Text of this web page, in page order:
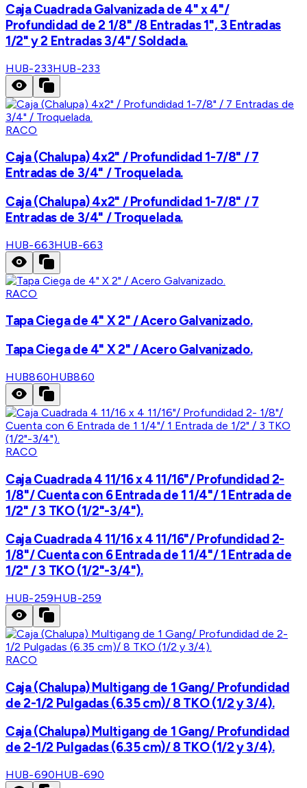
Caja Cuadrada Galvanizada de 4" x 4"/
Profundidad de 2 1/8" /8 Entradas 1", 3 Entradas
1/2" y 2 Entradas 3/4"/ Soldada.
HUB-233HUB-233
RACO
Caja (Chalupa) 4x2" / Profundidad 1-7/8" / 7
Entradas de 3/4" / Troquelada.
Caja (Chalupa) 4x2" / Profundidad 1-7/8" / 7
Entradas de 3/4" / Troquelada.
HUB-663HUB-663
RACO
Tapa Ciega de 4" X 2" / Acero Galvanizado.
Tapa Ciega de 4" X 2" / Acero Galvanizado.
HUB860HUB860
RACO
Caja Cuadrada 4 11/16 x 4 11/16"/ Profundidad 2-
1/8"/ Cuenta con 6 Entrada de 1 1/4"/ 1 Entrada de
1/2" / 3 TKO (1/2"-3/4").
Caja Cuadrada 4 11/16 x 4 11/16"/ Profundidad 2-
1/8"/ Cuenta con 6 Entrada de 1 1/4"/ 1 Entrada de
1/2" / 3 TKO (1/2"-3/4").
HUB-259HUB-259
RACO
Caja (Chalupa) Multigang de 1 Gang/ Profundidad
de 2-1/2 Pulgadas (6.35 cm)/ 8 TKO (1/2 y 3/4).
Caja (Chalupa) Multigang de 1 Gang/ Profundidad
de 2-1/2 Pulgadas (6.35 cm)/ 8 TKO (1/2 y 3/4).
HUB-690HUB-690